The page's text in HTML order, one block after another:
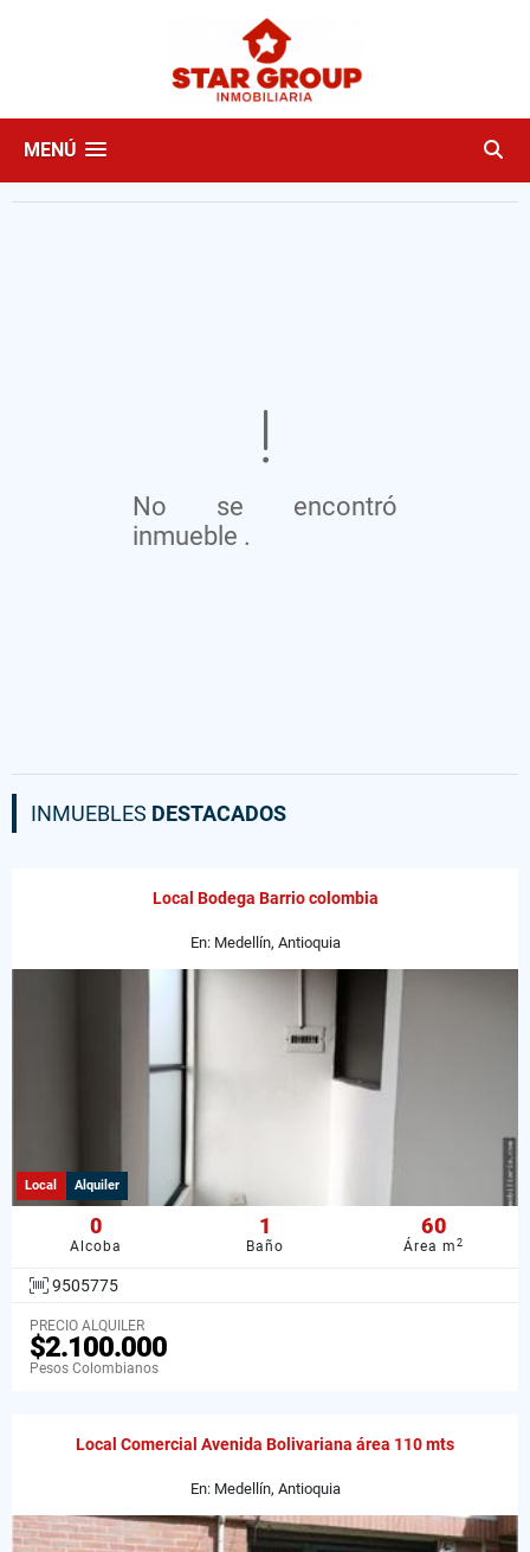
MENÚ
No se encontró
inmueble .
INMUEBLES DESTACADOS
Local Bodega Barrio colombia
En: Medellín, Antioquia
Local Alquiler
0
Alcoba
1
Baño
60
Área m2
9505775
PRECIO ALQUILER
$2.100.000
Pesos Colombianos
Local Comercial Avenida Bolivariana área 110 mts
En: Medellín, Antioquia